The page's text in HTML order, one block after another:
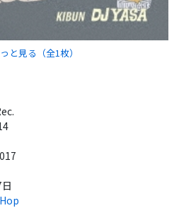
と見る（全1 枚）